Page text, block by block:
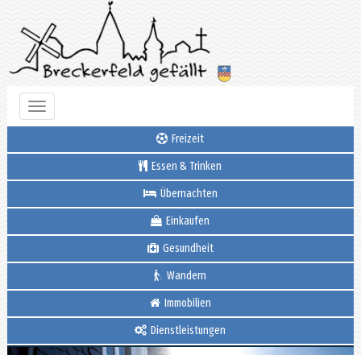
Toggle
navigation
Freizeit
Essen & Trinken
Übernachten
Einkaufen
Gesundheit
Wandern
Immobilien
Dienstleistungen